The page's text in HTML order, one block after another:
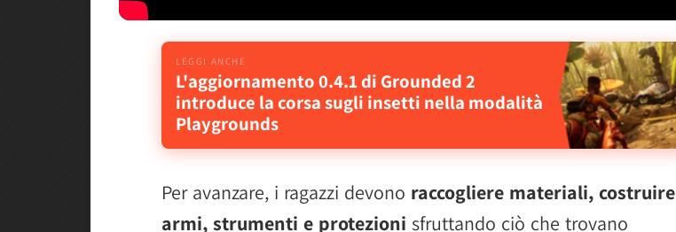
L'aggiornamento 0.4.1 di Grounded 2
introduce la corsa sugli insetti nella modalità
Playgrounds
Per avanzare, i ragazzi devono raccogliere materiali, costruire
armi, strumenti e protezioni sfruttando ciò che trovano